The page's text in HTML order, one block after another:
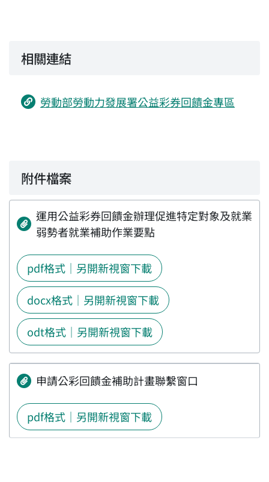
相關連結
勞動部勞動力發展署公益彩券回饋金專區
附件檔案
運用公益彩券回饋金辦理促進特定對象及就業
弱勢者就業補助作業要點
pdf格式｜另開新視窗下載
docx格式｜另開新視窗下載
odt格式｜另開新視窗下載
申請公彩回饋金補助計畫聯繫窗口
pdf格式｜另開新視窗下載